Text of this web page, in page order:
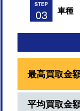
STEP
03 車種
最高買取金
平均買取金